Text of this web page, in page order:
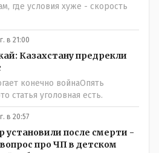
где условия хуже - скорость
в 21:00
Казахстану предрекли
конечно войнаОпять
статья уголовная есть.
в 20:57
установили после смерти -
про ЧП в детском